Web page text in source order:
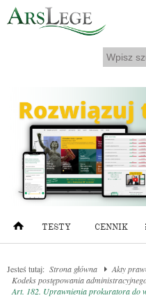
TESTY CENNIK
Jesteś tutaj: Strona główna
Akty
Kodeks postępowania
Art. 182. Uprawnienia prokuratora do